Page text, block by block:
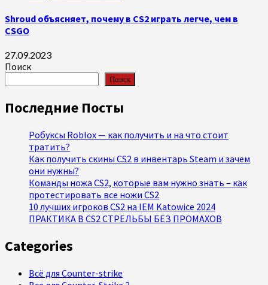
Shroud объясняет, почему в CS2 играть легче, чем в
CSGO
27.09.2023
Поиск
Поиск
Последние Посты
Робуксы Roblox — как получить и на что стоит
тратить?
Как получить скины CS2 в инвентарь Steam и зачем
они нужны?
Команды ножа CS2, которые вам нужно знать – как
протестировать все ножи CS2
10 лучших игроков CS2 на IEM Katowice 2024
ПРАКТИКА В CS2 СТРЕЛЬБЫ БЕЗ ПРОМАХОВ
Categories
Всё для Counter-strike